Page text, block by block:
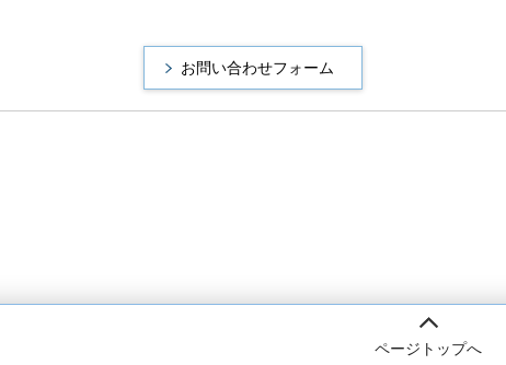
ページトップへ